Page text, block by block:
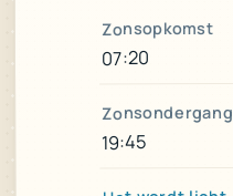
Zonsopkomst
07:20
Zonsondergang
19:45